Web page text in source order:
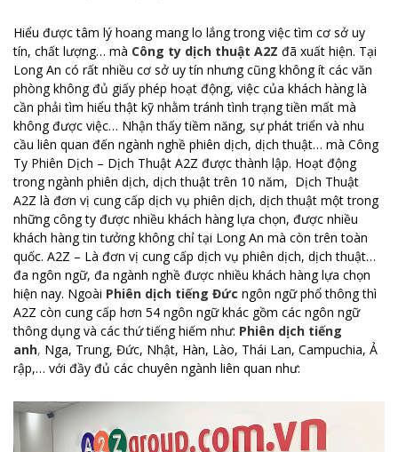
Hiểu được tâm lý hoang mang lo lắng trong việc tìm cơ sở uy
tín, chất lượng… mà Công ty dịch thuật A2Z đã xuất hiện. Tại
Long An có rất nhiều cơ sở uy tín nhưng cũng không ít các văn
phòng không đủ giấy phép hoạt động, việc của khách hàng là
cần phải tìm hiểu thật kỹ nhằm tránh tình trạng tiền mất mà
không được việc… Nhận thấy tiềm năng, sự phát triển và nhu
cầu liên quan đến ngành nghề phiên dịch, dịch thuật… mà Công
Ty Phiên Dịch – Dịch Thuật A2Z được thành lập. Hoạt động
trong ngành phiên dịch, dịch thuật trên 10 năm, Dịch Thuật
A2Z là đơn vị cung cấp dịch vụ phiên dịch, dịch thuật một trong
những công ty được nhiều khách hàng lựa chọn, được nhiều
khách hàng tin tưởng không chỉ tại Long An mà còn trên toàn
quốc. A2Z – Là đơn vị cung cấp dịch vụ phiên dịch, dịch thuật…
đa ngôn ngữ, đa ngành nghề được nhiều khách hàng lựa chọn
hiện nay. Ngoài Phiên dịch tiếng Đức ngôn ngữ phổ thông thì
A2Z còn cung cấp hơn 54 ngôn ngữ khác gồm các ngôn ngữ
thông dụng và các thứ tiếng hiếm như: Phiên dịch tiếng
anh, Nga, Trung, Đức, Nhật, Hàn, Lào, Thái Lan, Campuchia, Ả
rập,… với đầy đủ các chuyên ngành liên quan như: